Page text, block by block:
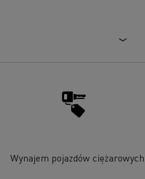
Wynajem pojazdów ciężarowych